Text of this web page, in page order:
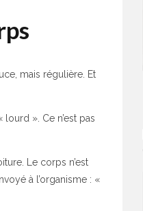
mais régulière. Et
». Ce n’est pas
Le corps n’est
à l’organisme : «